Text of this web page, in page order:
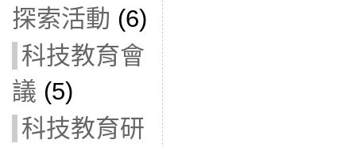
探索活動 (6)
科技教育會
議 (5)
科技教育研